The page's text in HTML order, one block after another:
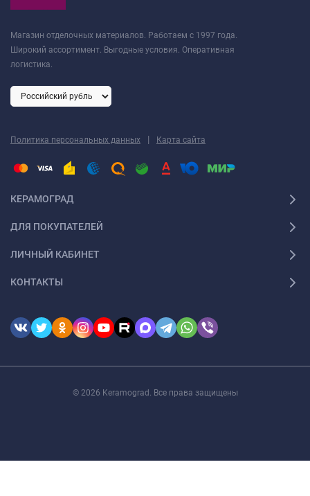
Магазин отделочных материалов. Работаем с 1997 года.
Широкий ассортимент. Выгодные условия. Оперативная
логистика.
Политика персональных данных | Карта сайта
КЕРАМОГРАД
ДЛЯ ПОКУПАТЕЛЕЙ
ЛИЧНЫЙ КАБИНЕТ
КОНТАКТЫ
© 2026 Keramograd. Все права защищены